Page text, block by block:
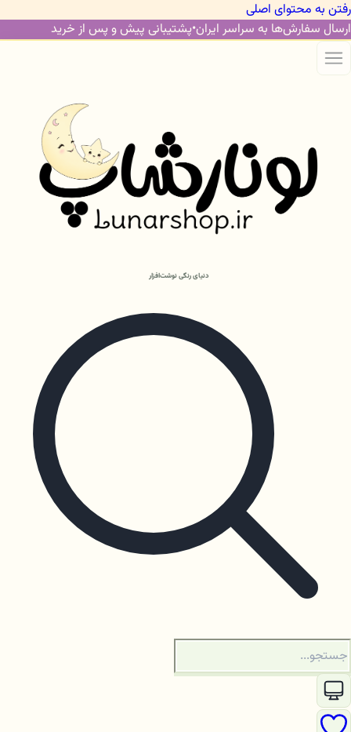
رفتن به محتوای اصلی
ارسال سفارش‌ها به سراسر ایران•پشتیبانی پیش و پس از خرید
دنیای رنگی نوشت‌افزار